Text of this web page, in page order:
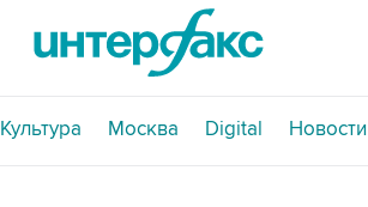
Культура Москва Digital Новости